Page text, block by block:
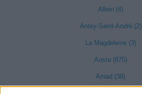
Allein (4)
Antey-Saint-André (2)
La Magdeleine (3)
Aosta (875)
Arnad (38)